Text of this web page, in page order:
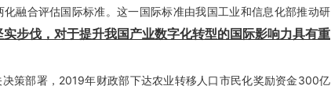
融合评估国际标准。这一国际标准由我国工业和信息化部推动研
步伐，对于提升我国产业数字化转型的国际影响力具有重
策部署，2019年财政部下达农业转移人口市民化奖励资金300亿